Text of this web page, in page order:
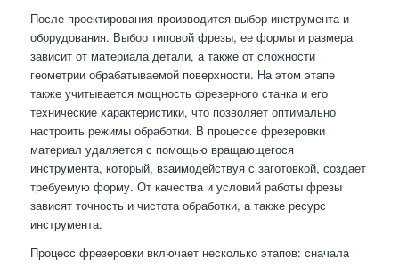
После проектирования производится выбор инструмента и
оборудования. Выбор типовой фрезы, ее формы и размера
зависит от материала детали, а также от сложности
геометрии обрабатываемой поверхности. На этом этапе
также учитывается мощность фрезерного станка и его
технические характеристики, что позволяет оптимально
настроить режимы обработки. В процессе фрезеровки
материал удаляется с помощью вращающегося
инструмента, который, взаимодействуя с заготовкой, создает
требуемую форму. От качества и условий работы фрезы
зависят точность и чистота обработки, а также ресурс
инструмента.
Процесс фрезеровки включает несколько этапов: сначала